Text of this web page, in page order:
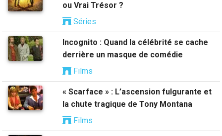
ou Vrai Trésor ?
Séries
Incognito : Quand la célébrité se cache
derrière un masque de comédie
Films
« Scarface » : L’ascension fulgurante et
la chute tragique de Tony Montana
Films